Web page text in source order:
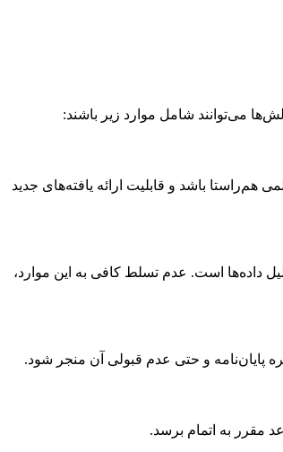
می‌توانند شامل موارد زیر باشند:
باشد و قابلیت ارائه یافته‌های جدید
داده‌ها است. عدم تسلط کافی به این موارد،
پایان‌نامه و حتی عدم قبولی آن منجر شود.
مقرر به اتمام برسد.